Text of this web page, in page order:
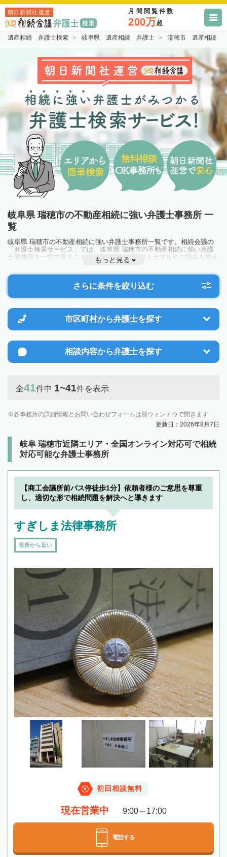
朝日新聞社運営 月間閲覧件数
200万超
遺産相続 弁護士検索 岐阜県 遺産相続 弁護士 瑞穂市 遺産相続
岐阜県 瑞穂市の不動産相続に強い弁護士事務所 一
覧
岐阜県 瑞穂市の不動産相続に強い弁護士事務所一覧です。相続会議の
「弁護士検索サービス」では、岐阜県 瑞穂市の不動産相続に強い弁護
士事務所を一覧で見ることが出来ます。相続のトラブルやお悩みを抱え
ている方は一度近隣の弁護士に相談してみましょう。
もっと見る
さらに条件を絞り込む
市区町村から弁護士を探す
相談内容から弁護士を探す
全41件中 1~41件を表示
各事務所の詳細情報とお問い合わせフォームは別ウィンドウで開きます
更新日：2026年8月7日
岐阜 瑞穂市近隣エリア・全国オンライン対応可で相続
対応可能な弁護士事務所
【商工会議所前バス停徒歩1分】依頼者様のご意思を尊重
し、適切な形で相続問題を解決へと導きます
すぎしま法律事務所
役所から近い
初回相談無料
現在営業中 9:00～17:00
電話する